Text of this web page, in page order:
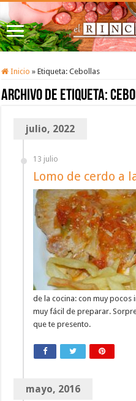
Inicio » Etiqueta:Cebollas
Archivo de etiqueta:
julio, 2022
13 julio
Lomo de cerdo a
de la cocina: con muy
muy fácil de preparar.
que te presento.
mayo, 2016